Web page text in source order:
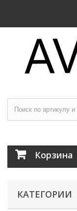
Корзина
КАТЕГОРИИ